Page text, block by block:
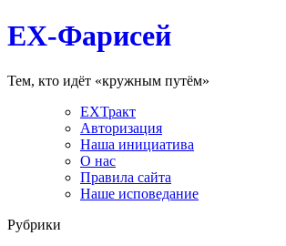
EX-Фарисей
Тем, кто идёт «кружным путём»
EXТракт
Авторизация
Наша инициатива
О нас
Правила сайта
Наше исповедание
Рубрики